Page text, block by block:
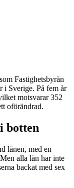
Fastighetsbyrån
i Sverige. På fem år
motsvarar 352
oförändrad.
botten
länen, med en
alla län har inte
backat med sex